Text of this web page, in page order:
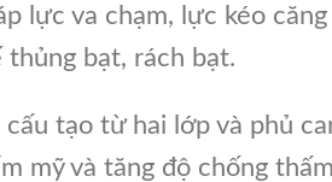
lực va chạm, lực kéo
thủng bạt, rách bạt.
tạo từ hai lớp và phủ
mỹ và tăng độ chống